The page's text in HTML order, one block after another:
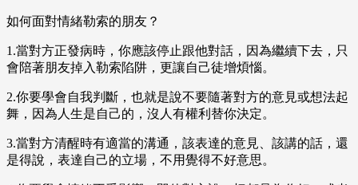
如何面對情緒勒索的朋友？
1.當對方正發病時，你應該停止跟他對話，因為繼續下去，只
會陪著朋友掉入勒索陷阱，更讓自己徒增煩惱。
2.你要學會自我判斷，也就是說不要隨著對方的意見或想法起
舞，因為人生是自己的，沒人有權利替你決定。
3.當對方清醒時有適當的溝通，該表達的意見、該講的話，還
是得說，表達自己的立場，不用覺得不好意思。